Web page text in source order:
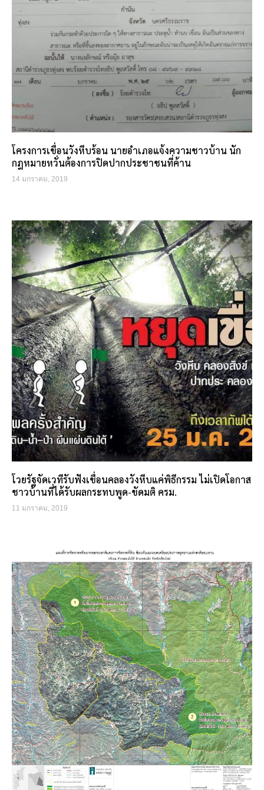
โครงการเขื่อนวังหีบร้อน นายอำเภอแจ้งความชาวบ้าน นัก
กฎหมายหวั่นต้องการปิดปากประชาชนที่ค้าน
14 มกราคม, 2019
โวยรัฐจัดเวทีรับฟังเขื่อนคลองวังหีบแค่พิธีกรรม ไม่เปิดโอกาส
ชาวบ้านที่ได้รับผลกระทบพูด-ขัดมติ ครม.
11 มกราคม, 2019